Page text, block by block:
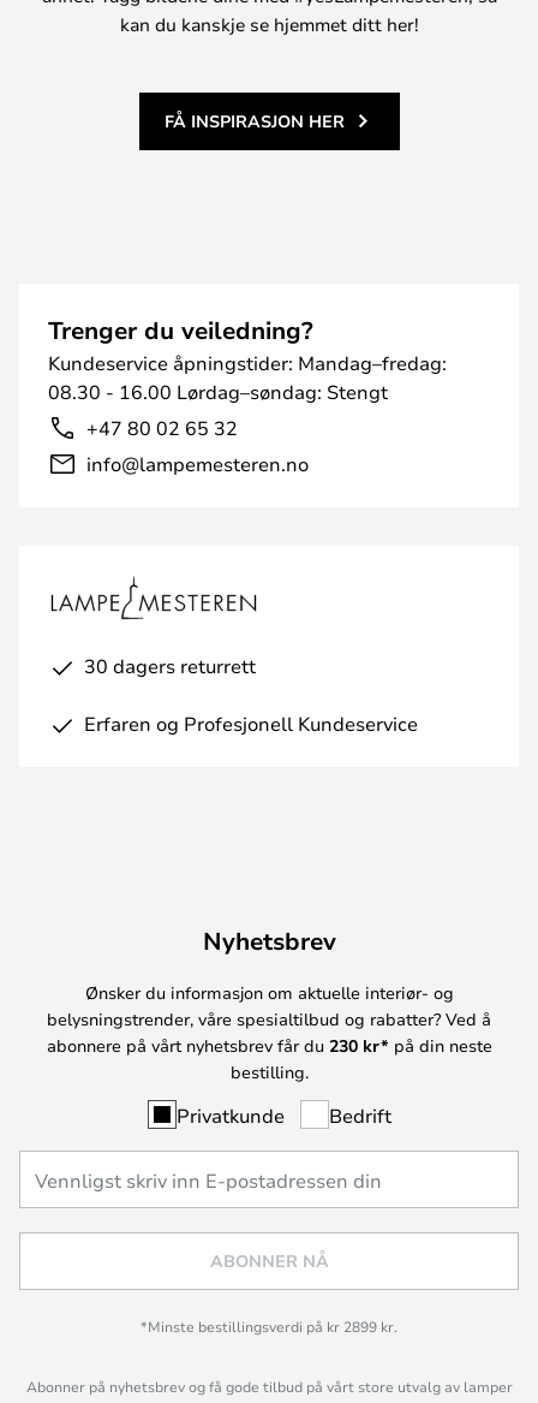
kan du kanskje se hjemmet ditt her!
FÅ INSPIRASJON HER
Trenger du veiledning?
Kundeservice åpningstider: Mandag–fredag:
08.30 - 16.00 Lørdag–søndag: Stengt
+47 80 02 65 32
info@lampemesteren.no
30 dagers returrett
Erfaren og Profesjonell Kundeservice
Nyhetsbrev
Ønsker du informasjon om aktuelle interiør- og
belysningstrender, våre spesialtilbud og rabatter? Ved å
abonnere på vårt nyhetsbrev får du 230 kr* på din neste
bestilling.
Privatkunde Bedrift
ABONNER NÅ
*Minste bestillingsverdi på kr 2899 kr.
Abonner på nyhetsbrev og få gode tilbud på vårt store utvalg av lamper